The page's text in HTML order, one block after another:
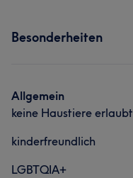
Besonderheiten
Allgemein
keine Haustiere erlaubt
kinderfreundlich
LGBTQIA+